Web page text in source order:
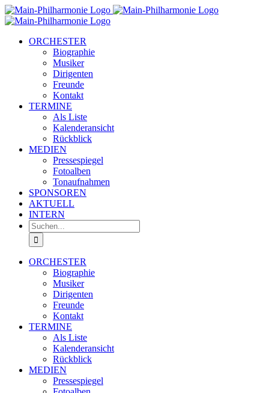
Zum
Inhalt
ORCHESTER
Biographie
Musiker
Dirigenten
Freunde
Kontakt
TERMINE
Als Liste
Kalenderansicht
Rückblick
MEDIEN
Pressespiegel
Fotoalben
Tonaufnahmen
SPONSOREN
AKTUELL
INTERN
Suche
nach:
ORCHESTER
Biographie
Musiker
Dirigenten
Freunde
Kontakt
TERMINE
Als Liste
Kalenderansicht
Rückblick
MEDIEN
Pressespiegel